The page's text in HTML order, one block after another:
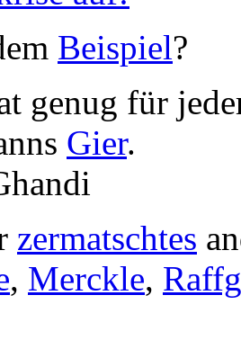
Beispiel?
genug für
Gier.
zermatschtes
, Merckle,